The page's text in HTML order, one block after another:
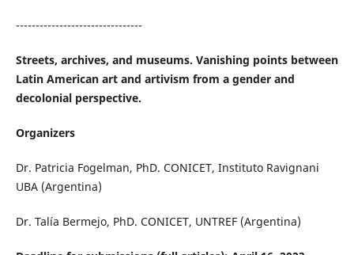
--------------------------------
Streets, archives, and museums. Vanishing points between
Latin American art and artivism from a gender and
decolonial perspective.
Organizers
Dr. Patricia Fogelman, PhD. CONICET, Instituto Ravignani
UBA (Argentina)
Dr. Talía Bermejo, PhD. CONICET, UNTREF (Argentina)